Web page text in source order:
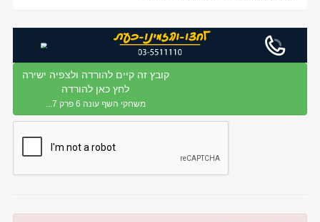
קובץ זה קיים להורדה ולצפיה ישירה
לחץ כאן להורדה
משחקי השף עונה 6 פרק 7...